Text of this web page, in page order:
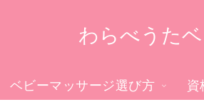
わらべうた
ベビーマッサージ選び方 資